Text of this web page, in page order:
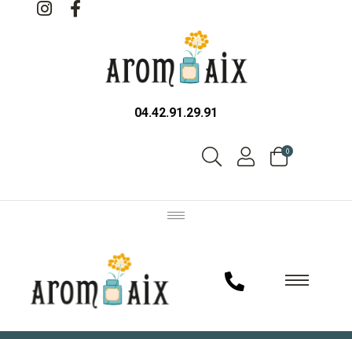
04.42.91.29.91
0